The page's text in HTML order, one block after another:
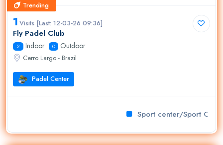
Trending
Trending
1 Visits [Last: 12-03-26 09:36]
Fly Padel Club
2 Indoor 0 Outdoor
Cerro Largo - Brazil
Padel Center
Sport center/Sport Club